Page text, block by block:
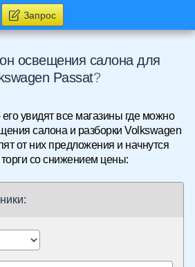
Запрос
освещения салона для
Passat?
увидят все магазины где можно
салона и разборки Volkswagen
от них предложения и начнутся
со снижением цены: